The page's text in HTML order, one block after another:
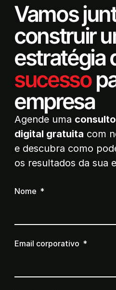
Vamos
construir
estratégia
sucesso
empresa
Agende uma
digital gratuita com
e descubra como
os resultados da sua
Nome
Email corporativo